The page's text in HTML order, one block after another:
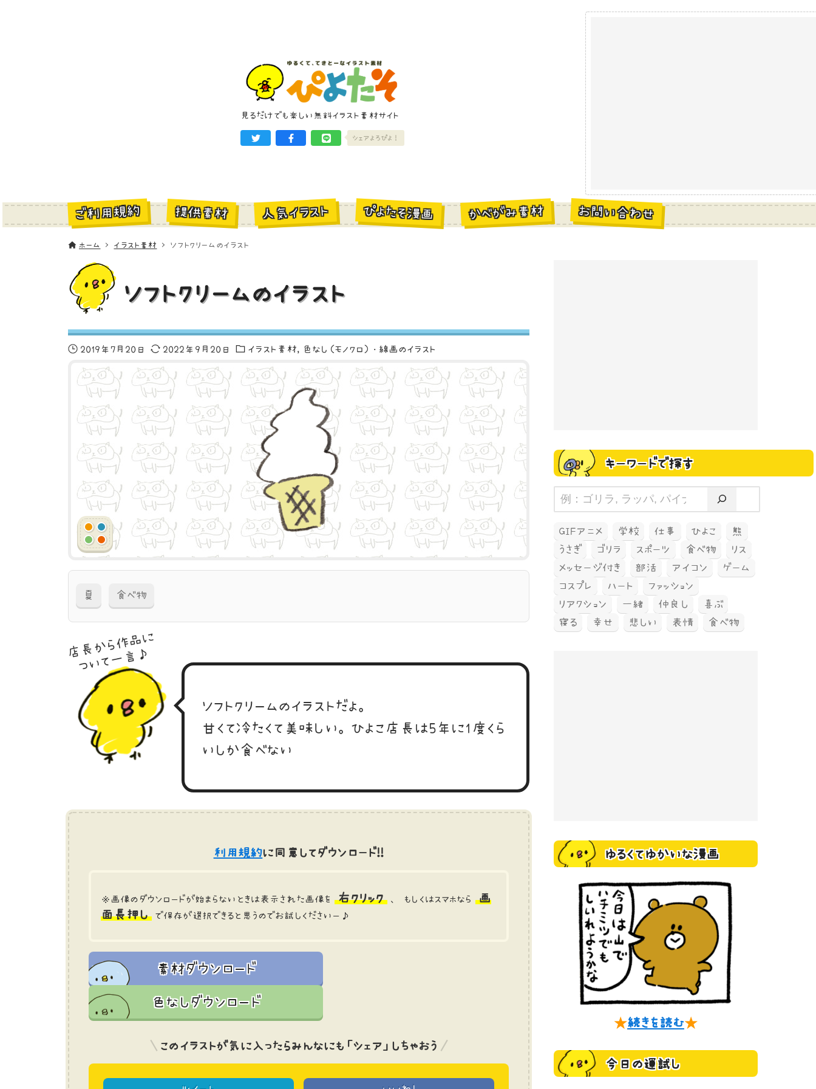
見るだけでも楽しい無料イラスト素材サイト
シェアよろぴよ！
ご利用規約 提供素材 人気イラスト ぴよたそ漫画 かべがみ素材 お問い合わせ
ホーム イラスト素材 ソフトクリームのイラスト
ソフトクリームのイラスト
2019年7月20日 2022年9月20日 イラスト素材 色なし（モノクロ）・線画のイラスト
夏 食べ物
店長から作品に
ついて一言♪
ソフトクリームのイラストだよ。
甘くて冷たくて美味しい。ひよこ店長は5年に1度くら
いしか食べない
利用規約に同意してダウンロード!!
※画像のダウンロードが始まらないときは表示された画像を 右クリック 、 もしくはスマホなら
画
面長押し
で保存が選択できると思うのでお試しくださいー♪
素材ダウンロード
色なしダウンロード
このイラストが気に入ったらみんなにも「シェア」しちゃおう
キーワードで探す
GIFアニメ 学校 仕事 ひよこ
熊
うさぎ
ゴリラ スポーツ 食べ物
リス
メッセージ付き
部活 アイコン
ゲーム
コスプレ
ハート
ファッション
リアクション
一緒 仲良し
喜ぶ
寝る
幸せ 悲しい 表情 食べ物
ゆるくてゆかいな漫画
★続きを読む★
今日の運試し